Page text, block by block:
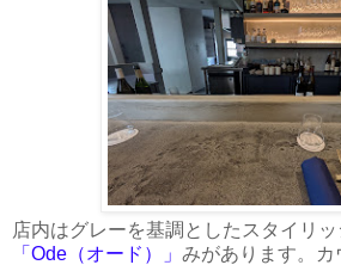
店内はグレーを基調としたスタイリ
「Ode（オード）」 みがあります。